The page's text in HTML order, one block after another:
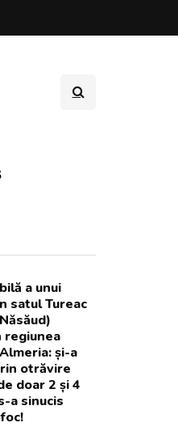
a unui
satul Tureac
și-a
otrăvire
doar 2 și 4
a sinucis